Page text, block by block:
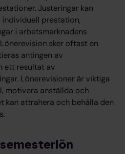
Justeringar kan
individuell prestation,
i arbetsmarknadens
sker oftast en
antingen av
ett resultat av
Lönerevisioner är viktiga
motivera anställda och
kan attrahera och behålla den